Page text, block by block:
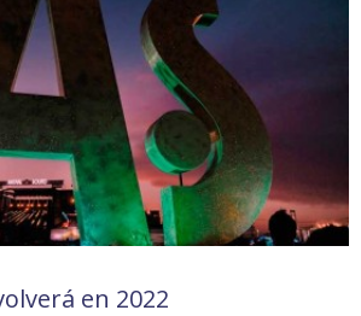
en 2022